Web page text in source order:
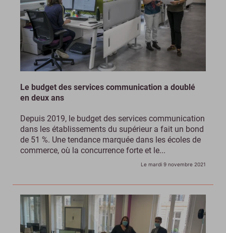
Le budget des services communication a doublé
en deux ans
Depuis 2019, le budget des services communication
dans les établissements du supérieur a fait un bond
de 51 %. Une tendance marquée dans les écoles de
commerce, où la concurrence forte et le...
Le mardi 9 novembre 2021